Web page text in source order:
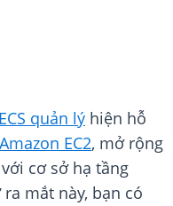
quản lý hiện hỗ
EC2, mở rộng
cơ sở hạ tầng
mắt này, bạn có